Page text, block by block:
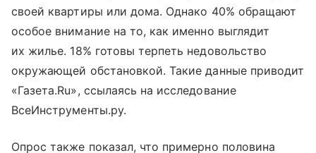
своей квартиры или дома. Однако 40% обращают
особое внимание на то, как именно выглядит
их жилье. 18% готовы терпеть недовольство
окружающей обстановкой. Такие данные приводит
«Газета.Ru», ссылаясь на исследование
ВсеИнструменты.ру.
Опрос также показал, что примерно половина